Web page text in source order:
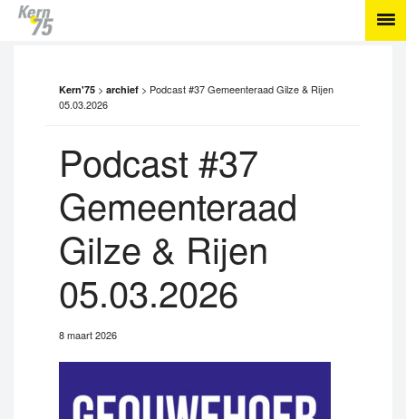
Kern'75 > archief > Podcast #37 Gemeenteraad Gilze & Rijen
05.03.2026
Podcast #37
Gemeenteraad
Gilze & Rijen
05.03.2026
8 maart 2026